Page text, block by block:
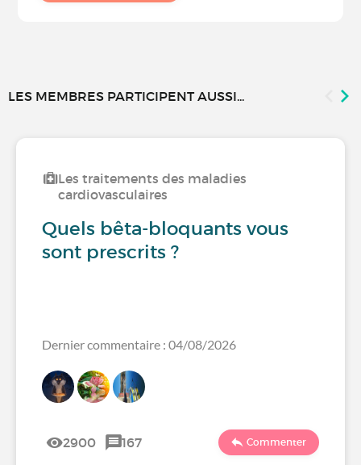
LES MEMBRES PARTICIPENT AUSSI...
Les traitements des maladies
cardiovasculaires
Quels bêta-bloquants vous
sont prescrits ?
Dernier commentaire : 04/08/2026
2900 167 Commenter